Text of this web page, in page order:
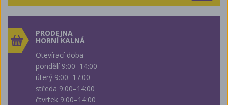
PRODEJNA
HORNÍ KALNÁ
Otevírací doba
pondělí 9:00–14:00
úterý 9:00–17:00
středa 9:00–14:00
čtvrtek 9:00–14:00